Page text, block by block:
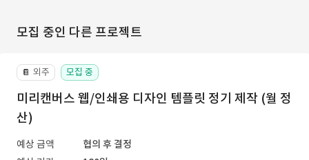
모집 중인 다른 프로젝트
📔 외주 모집 중
미리캔버스 웹/인쇄용 디자인 템플릿 정기 제작 (월 정
산)
예상 금액
협의 후 결정